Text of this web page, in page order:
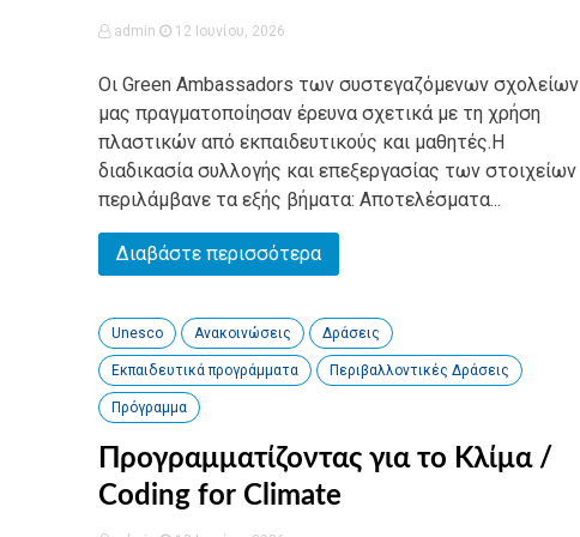
admin 12 Ιουνίου, 2026
Οι Green Ambassadors των συστεγαζόμενων σχολείων
μας πραγματοποίησαν έρευνα σχετικά με τη χρήση
πλαστικών από εκπαιδευτικούς και μαθητές.Η
διαδικασία συλλογής και επεξεργασίας των στοιχείων
περιλάμβανε τα εξής βήματα: Αποτελέσματα...
Διαβάστε περισσότερα
Unesco Ανακοινώσεις Δράσεις
Εκπαιδευτικά προγράμματα Περιβαλλοντικές Δράσεις
Πρόγραμμα
Προγραμματίζοντας για το Κλίμα /
Coding for Climate